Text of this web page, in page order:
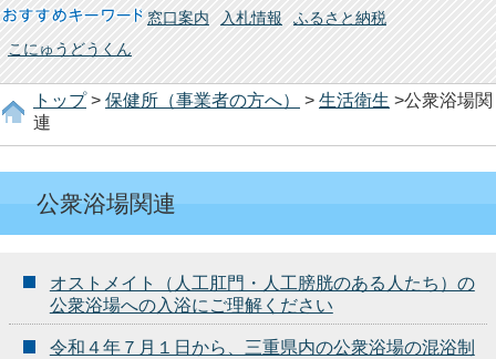
おすすめキーワード 窓口案内 入札情報
ふるさと納税
こにゅうどうくん
トップ> 保健所（事業者の方へ） > 生活衛生 >公衆浴場関
連
公衆浴場関連
オストメイト（人工肛門・人工膀胱のある人たち）の
公衆浴場への入浴にご理解ください
令和４年７月１日から、三重県内の公衆浴場の混浴制